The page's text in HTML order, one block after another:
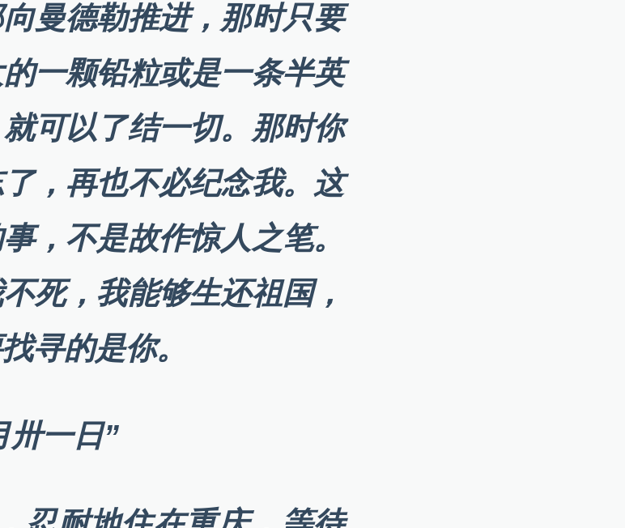
曼德勒推进，那时只要
一颗铅粒或是一条半英
可以了结一切。那时你
，再也不必纪念我。这
，不是故作惊人之笔。
死，我能够生还祖国，
寻的是你。
卅一日”